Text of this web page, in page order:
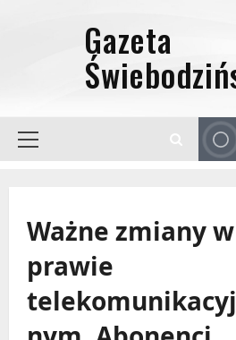
Menu
Ważne zmiany w
prawie
telekomunikacyj